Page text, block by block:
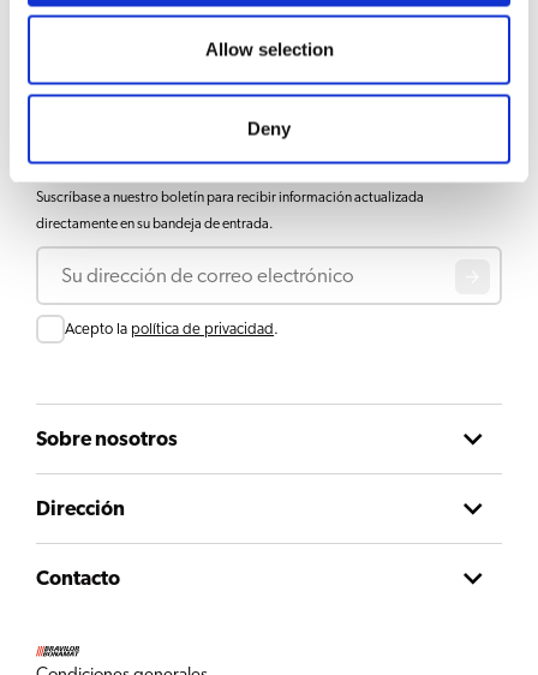
Allow selection
Deny
Bolero 32 Ver producto
Mantente actualizado
Suscríbase a nuestro boletín para recibir información actualizada
directamente en su bandeja de entrada.
Correo electrónico
Consentir
Acepto la política de privacidad .
Sobre nosotros
Dirección
Contacto